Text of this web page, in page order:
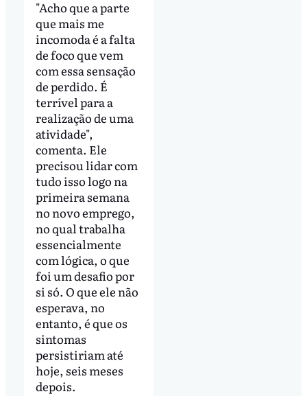
"Acho que a parte
que mais me
incomoda é a falta
de foco que vem
com essa sensação
de perdido. É
terrível para a
realização de uma
atividade",
comenta. Ele
precisou lidar com
tudo isso logo na
primeira semana
no novo emprego,
no qual trabalha
essencialmente
com lógica, o que
foi um desafio por
si só. O que ele não
esperava, no
entanto, é que os
sintomas
persistiriam até
hoje, seis meses
depois.